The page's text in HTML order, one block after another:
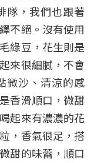
隊，我們也跟著
不絕。沒有使用
綠豆，花生則是
來很細膩，不會
微沙、清涼的感
香滑順口，微甜
起來有濃濃的花
，香氣很足，搭
甜的味蕾，順口